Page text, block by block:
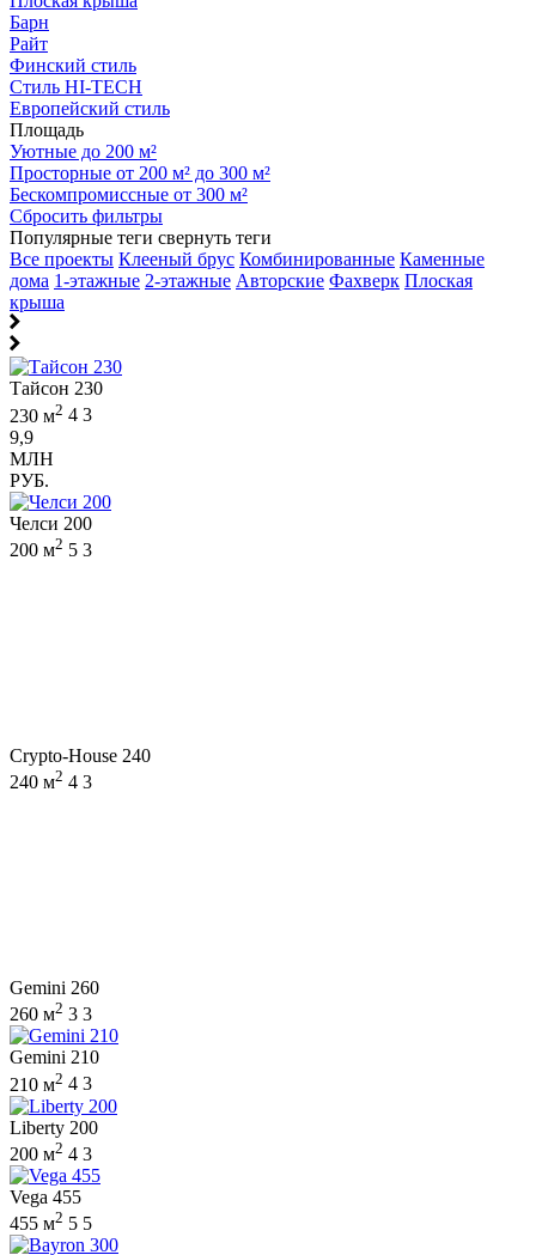
Барн
Райт
Финский стиль
Стиль HI-TECH
Европейский стиль
Площадь
Уютные до 200 м²
Просторные от 200 м² до 300 м²
Бескомпромиссные от 300 м²
Сбросить фильтры
Популярные теги свернуть теги
Все проекты Клееный брус Комбинированные Каменные
дома 1-этажные 2-этажные Авторские Фахверк Плоская
крыша
Тайсон 230
230 м2 4 3
9,9
МЛН
РУБ.
Челси 200
200 м2 5 3
Crypto-House 240
240 м2 4 3
Gemini 260
260 м2 3 3
Gemini 210
210 м2 4 3
Liberty 200
200 м2 4 3
Vega 455
455 м2 5 5